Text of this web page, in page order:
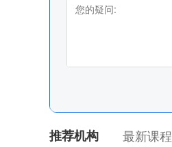
推荐机构 最新课程